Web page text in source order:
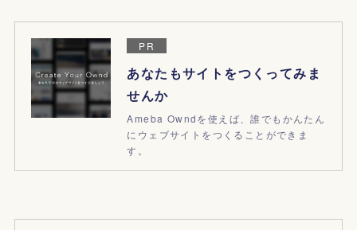
PR
あなたもサイトをつくってみま
せんか
Ameba Owndを使えば、誰でもかんたん
にウェブサイトをつくることができま
す。